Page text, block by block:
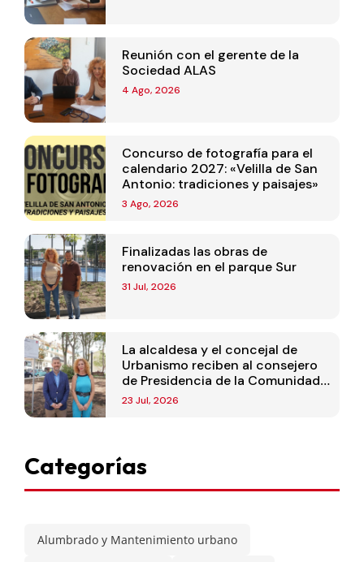
Reunión con el gerente de la
Sociedad ALAS
4 Ago, 2026
Concurso de fotografía para el
calendario 2027: «Velilla de San
Antonio: tradiciones y paisajes»
3 Ago, 2026
Finalizadas las obras de
renovación en el parque Sur
31 Jul, 2026
La alcaldesa y el concejal de
Urbanismo reciben al consejero
de Presidencia de la Comunidad
de Madrid
23 Jul, 2026
Categorías
Alumbrado y Mantenimiento urbano